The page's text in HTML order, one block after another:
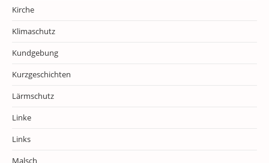
Kirche
Klimaschutz
Kundgebung
Kurzgeschichten
Lärmschutz
Linke
Links
Malsch